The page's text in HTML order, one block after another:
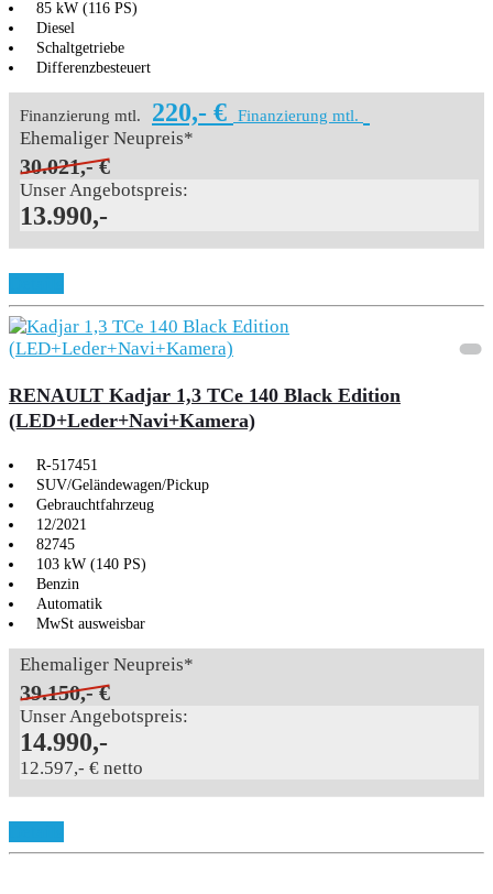
85 kW (116 PS)
Diesel
Schaltgetriebe
Differenzbesteuert
Finanzierung mtl. 220,- € Finanzierung mtl.
Ehemaliger Neupreis*
30.021,- €
Unser Angebotspreis:
13.990,-
RENAULT Kadjar 1,3 TCe 140 Black Edition
(LED+Leder+Navi+Kamera)
R-517451
SUV/Geländewagen/Pickup
Gebrauchtfahrzeug
12/2021
82745
103 kW (140 PS)
Benzin
Automatik
MwSt ausweisbar
Ehemaliger Neupreis*
39.150,- €
Unser Angebotspreis:
14.990,-
12.597,- € netto